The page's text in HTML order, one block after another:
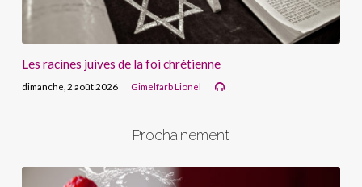
Les racines juives de la foi chrétienne
dimanche, 2 août 2026 Gimelfarb Lionel
Prochainement